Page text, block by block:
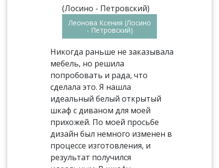
Леонова Ксения (Лосино
- Петровский)
Никогда раньше не заказывала
мебель, но решила
попробовать и рада, что
сделала это. Я нашла
идеальный белый открытый
шкаф с диваном для моей
прихожей. По моей просьбе
дизайн был немного изменен в
процессе изготовления, и
результат получился